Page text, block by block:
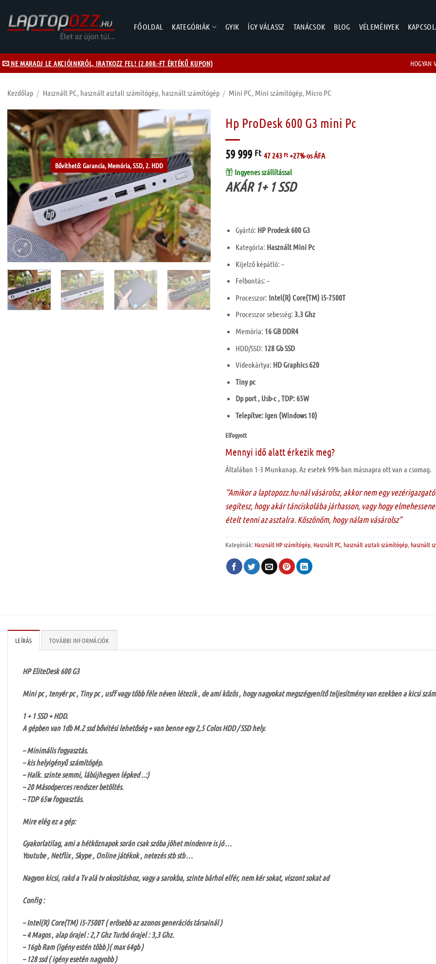
content
FŐOLDAL KATEGÓRIÁK GYIK ÍGY VÁLASSZ TANÁCSOK BLOG VÉLEMÉNYEK
NE MARADJ LE AKCIÓINKRÓL, IRATKOZZ FEL! (2.000.-FT ÉRTÉKŰ KUPON) HOGYAN
Kezdőlap / Használt PC, használt asztali számítógép, használt számítógép / Mini PC, Mini számítógép, Micro PC
Bővíthető: Garancia, Memória, SSD, 2. HDD
Kívánságlistához
Hp ProDesk 600 G3 mini Pc
59 999 Ft 47 243 Ft+27%-os ÁFA
Ingyenes szállítással
AKÁR 1+ 1 SSD
Gyártó: HP Prodesk 600 G3
Kategória: Használt Mini Pc
Kijelző képátló: –
Felbontás: –
Processzor: Intel(R) Core(TM) i5-7500T
Processzor sebesség: 3.3 Ghz
Memória: 16 GB DDR4
HDD/SSD: 128 Gb SSD
Videokártya: HD Graphics 620
Tiny pc
Dp port , Usb-c , TDP: 65W
Telepítve: Igen (Windows 10)
Elfogyott
Mennyi idő alatt érkezik meg?
Általában 1-3 Munkanap. Az esetek 99%-ban másnapra ott van a csomag.
“Amikor a laptopozz.hu-nál vásárolsz, akkor nem egy
segítesz, hogy akár tánciskolába járhasson, vagy hogy
ételt tenni az asztalra. Köszönöm, hogy nálam vásárolsz”
Kategóriák: Használt HP számítógép, Használt PC, használt asztali számítógép, használt
LEÍRÁS TOVÁBBI INFORMÁCIÓK
HP EliteDesk 600 G3
Mini pc , tenyér pc , Tiny pc , usff vagy több féle néven létezik , de ami közös , hogy nagyokat megszégyenítő teljesítmény van ezekben a kicsi
1 + 1 SSD + HDD.
A gépben van 1db M.2 ssd bővitési lehetőség + van benne egy 2,5 Colos HDD / SSD hely.
– Minimális fogyasztás.
– kis helyigényű számítógép.
– Halk. szinte semmi, lábújhegyen lépked ..:)
– 20 Másodperces rendszer betöltés.
– TDP 65w fogyasztás.
Mire elég ez a gép:
Gyakorlatilag, ami a hétköznapok során csak szóba jöhet mindenre is jó …
Youtube , Netflix , Skype , Online játékok , netezés stb stb …
Nagyon kicsi, rakd a Tv alá tv okositáshoz, vagy a sarokba, szinte bárhol elfér, nem kér sokat, viszont sokat ad
Config :
– Intel(R) Core(TM) i5-7500T ( erösebb az azonos generációs társainál )
– 4 Magos , alap órajel : 2,7 Ghz Turbó órajel : 3,3 Ghz.
– 16gb Ram (igény estén több )( max 64gb )
– 128 ssd ( igény esetén nagyobb )